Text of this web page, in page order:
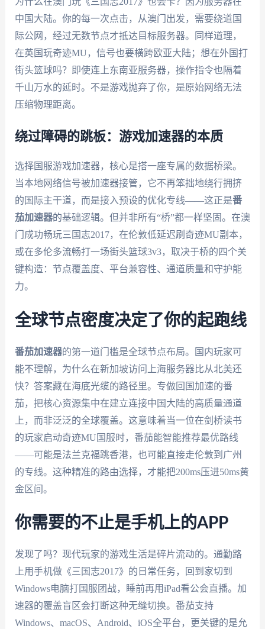
中国大陆。你的每一次点击，从澳门出发，需要绕道国
际公网，经过无数节点才抵达目标服务器。同样道理，
在英国玩奇迹MU，信号也要横跨欧亚大陆；想在外国打
街头篮球吗？即使连上东南亚服务器，操作指令也隔着
千山万水的延时。不是游戏抛弃了你，是原始网络无法
压缩物理距离。
绕过障碍的跳板：游戏加速器的本质
选择国服游戏加速器，核心是搭一座专属的数据桥梁。
当本地网络信号被加速器接管，它不再笨拙地绕行拥挤
的国际主干道，而是接入预设的优化专线——这正是番
茄加速器的基础逻辑。但并非所有“桥”都一样坚固。在澳
门成功畅玩三国志2017，在伦敦低延迟刷奇迹MU副本，
或在多伦多流畅打一场街头篮球3v3，取决于桥的四个关
键构造：节点覆盖度、平台兼容性、通道质量和守护能
力。
全球节点密度决定了你的起跑线
番茄加速器的第一道门槛是全球节点布局。国内玩家可
能不理解，为什么在新加坡访问上海服务器比从北美还
快？答案藏在海底光缆的路径里。专做回国加速的番
茄，把核心资源集中在建立连接中国大陆的高质量通道
上，而非泛泛的全球覆盖。这意味着当一位在剑桥读书
的玩家启动奇迹MU国服时，番茄能智能推荐最优路线
——可能是法兰克福跳香港，也可能直接走伦敦到广州
的专线。这种精准的路由选择，才能把200ms压进50ms黄
金区间。
你需要的不止是手机上的APP
发现了吗？现代玩家的游戏生活是碎片流动的。通勤路
上用手机做《三国志2017》的日常任务，回到家切到
Windows电脑打国服团战，睡前再用iPad看公会直播。加
速器的覆盖盲区会打断这种无缝切换。番茄支持
Windows、macOS、Android、iOS全平台，更关键的是允